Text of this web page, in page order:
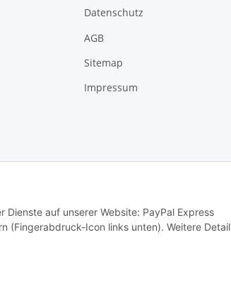
Dienste auf unserer Website: PayPal Express
(Fingerabdruck-Icon links unten). Weitere
Datenschutz
AGB
Sitemap
Impressum